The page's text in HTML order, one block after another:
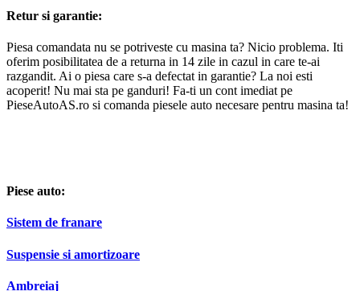
Retur si garantie:
Piesa comandata nu se potriveste cu masina ta? Nicio problema. Iti
oferim posibilitatea de a returna in 14 zile in cazul in care te-ai
razgandit. Ai o piesa care s-a defectat in garantie? La noi esti
acoperit! Nu mai sta pe ganduri! Fa-ti un cont imediat pe
PieseAutoAS.ro si comanda piesele auto necesare pentru masina ta!
Piese auto:
Sistem de franare
Suspensie si amortizoare
Ambreiaj